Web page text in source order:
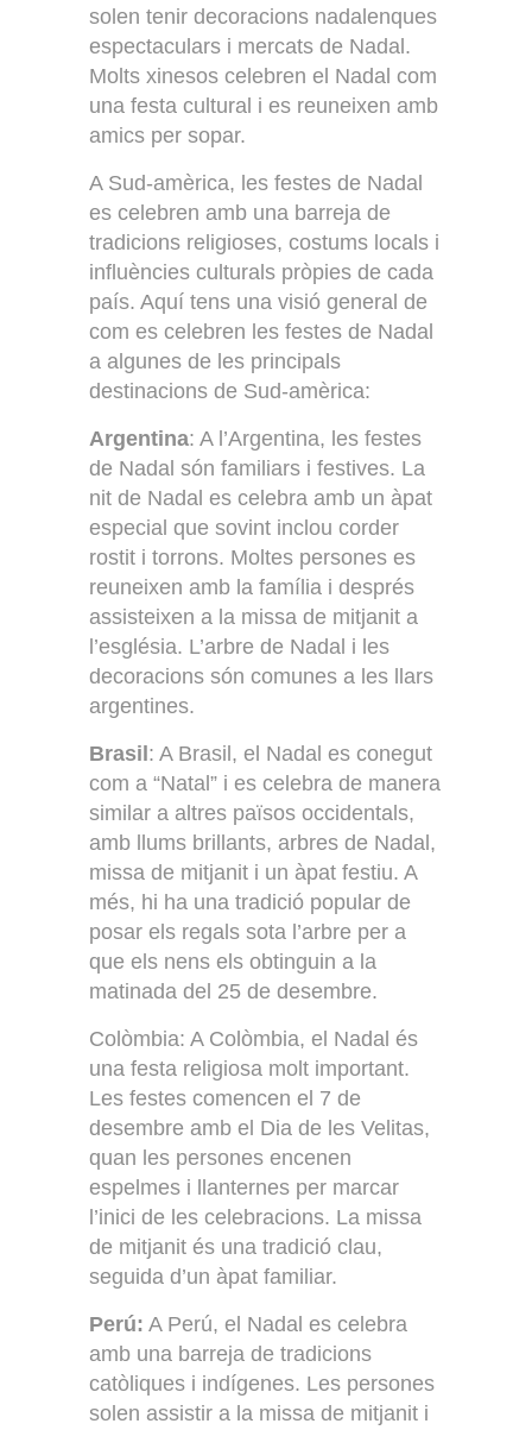
solen tenir decoracions nadalenques
espectaculars i mercats de Nadal.
Molts xinesos celebren el Nadal com
una festa cultural i es reuneixen amb
amics per sopar.
A Sud-amèrica, les festes de Nadal
es celebren amb una barreja de
tradicions religioses, costums locals i
influències culturals pròpies de cada
país. Aquí tens una visió general de
com es celebren les festes de Nadal
a algunes de les principals
destinacions de Sud-amèrica:
Argentina: A l’Argentina, les festes
de Nadal són familiars i festives. La
nit de Nadal es celebra amb un àpat
especial que sovint inclou corder
rostit i torrons. Moltes persones es
reuneixen amb la família i després
assisteixen a la missa de mitjanit a
l’església. L’arbre de Nadal i les
decoracions són comunes a les llars
argentines.
Brasil : A Brasil, el Nadal es conegut
com a “Natal” i es celebra de manera
similar a altres països occidentals,
amb llums brillants, arbres de Nadal,
missa de mitjanit i un àpat festiu. A
més, hi ha una tradició popular de
posar els regals sota l’arbre per a
que els nens els obtinguin a la
matinada del 25 de desembre.
Colòmbia: A Colòmbia, el Nadal és
una festa religiosa molt important.
Les festes comencen el 7 de
desembre amb el Dia de les Velitas,
quan les persones encenen
espelmes i llanternes per marcar
l’inici de les celebracions. La missa
de mitjanit és una tradició clau,
seguida d’un àpat familiar.
Perú: A Perú, el Nadal es celebra
amb una barreja de tradicions
catòliques i indígenes. Les persones
solen assistir a la missa de mitjanit i